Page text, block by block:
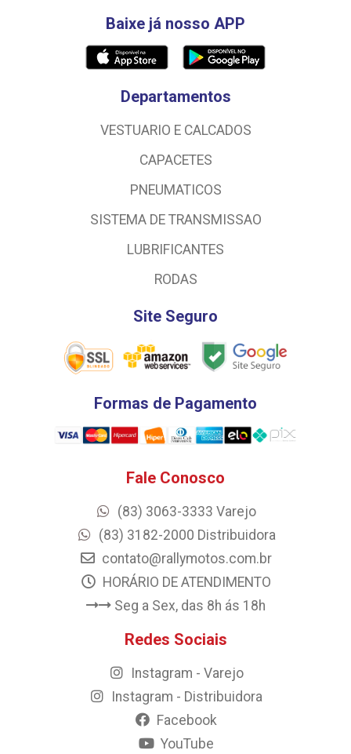
Baixe já nosso APP
Departamentos
VESTUARIO E CALCADOS
CAPACETES
PNEUMATICOS
SISTEMA DE TRANSMISSAO
LUBRIFICANTES
RODAS
Site Seguro
Formas de Pagamento
Fale Conosco
(83) 3063-3333 Varejo
(83) 3182-2000 Distribuidora
contato@rallymotos.com.br
HORÁRIO DE ATENDIMENTO
Seg a Sex, das 8h ás 18h
Redes Sociais
Instagram - Varejo
Instagram - Distribuidora
Facebook
YouTube